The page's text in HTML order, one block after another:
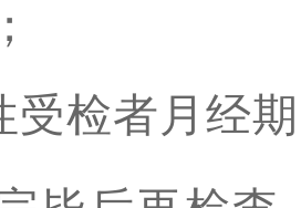
受检者月经